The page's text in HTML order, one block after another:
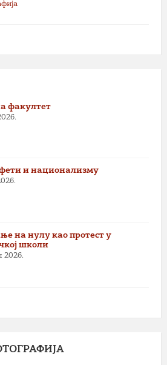
факултет
и национализму
на нулу као протест у
школи
2026.